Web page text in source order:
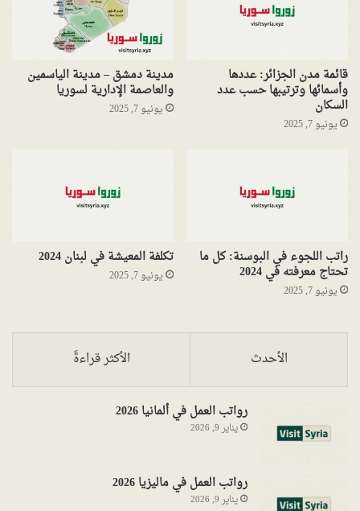
قائمة مدن الجزائر: عددها
وأسمائها وترتيبها حسب عدد
السكان
يونيو 7, 2025
مدينة دمشق – مدينة الياسمين
والعاصمة الإدارية لسوريا
يونيو 7, 2025
راتب اللجوء في البوسنة: كل ما
تحتاج معرفته في 2024
يونيو 7, 2025
تكلفة المعيشة في لبنان 2024
يونيو 7, 2025
الأحدث الأكثر قراءةً
رواتب العمل في ألمانيا 2026
يناير 9, 2026
رواتب العمل في ماليزيا 2026
يناير 9, 2026